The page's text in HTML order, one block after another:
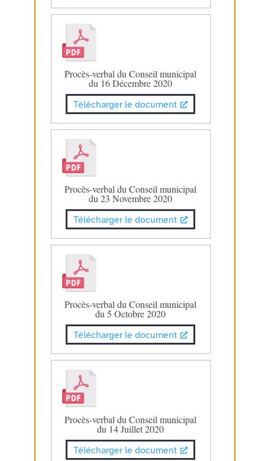
Procès-verbal du Conseil municipal
du 16 Décembre 2020
Télécharger le document
Procès-verbal du Conseil municipal
du 23 Novembre 2020
Télécharger le document
Procès-verbal du Conseil municipal
du 5 Octobre 2020
Télécharger le document
Procès-verbal du Conseil municipal
du 14 Juillet 2020
Télécharger le document